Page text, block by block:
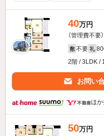
40万円
（管理費不要）
敷 不要 礼
2階 / 3LDK /
お問い
ほ
50万円